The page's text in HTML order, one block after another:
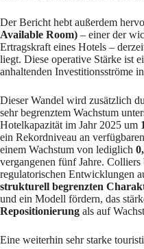
Der Bericht hebt außerdem
Available Room) – einer der
Ertragskraft eines Hotels –
liegt. Diese operative Stärke ist
anhaltenden Investitionsströme
Dieser Wandel wird zusätzlich
sehr begrenztem Wachstum
Hotelkapazität im Jahr 2025 um
ein Rekordniveau an
einem Wachstum von lediglich
vergangenen fünf Jahre. Colliers
regulatorischen Entwicklungen
strukturell begrenzten
und ein Modell fördern, das
Repositionierung als auf
Eine weiterhin sehr starke